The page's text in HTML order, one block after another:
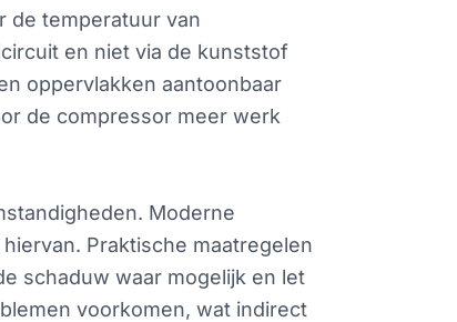
de temperatuur van
en niet via de kunststof
oppervlakken aantoonbaar
de compressor meer werk
Moderne
Praktische maatregelen
schaduw waar mogelijk en let
voorkomen, wat indirect